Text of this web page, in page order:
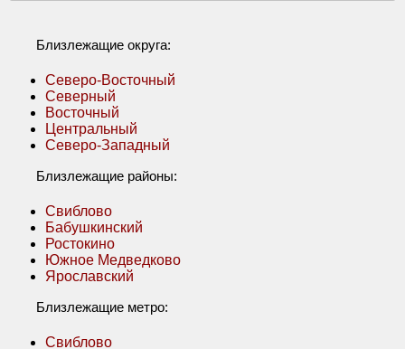
Близлежащие округа:
Северо-Восточный
Северный
Восточный
Центральный
Северо-Западный
Близлежащие районы:
Свиблово
Бабушкинский
Ростокино
Южное Медведково
Ярославский
Близлежащие метро:
Свиблово